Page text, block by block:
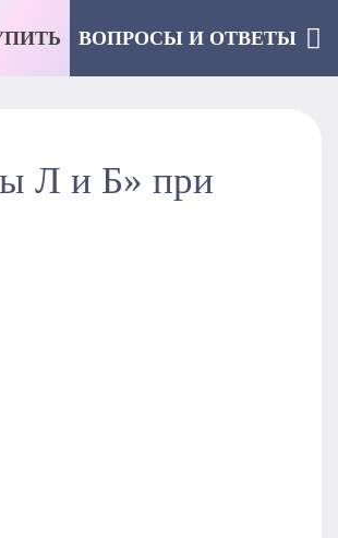
ВОПРОСЫ И ОТВЕТЫ
Л и Б» при